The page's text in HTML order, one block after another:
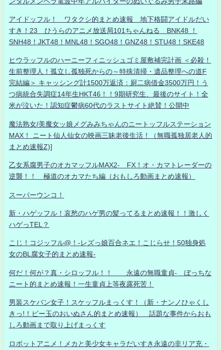
アイドッフル！ ワタクシ的まとめ速報 地下格闘アイドルだい
すき！23 ひうらのアニメ放送局101ちゃんねる BNK48 ！
SNH48！JKT48！MNL48！SGO48！GNZ48！STU48！SKE48
ヒウラッフルのハーニーフィニッシュゴミ屋敷補完計画 ＜必殺！
生前整理人！孤立し孤独死からの～特殊清掃・遺品整理への道F
完結編＞ キャッシング計1500万返済：厨二病借金3500万円！う
つ病統合失調症14年生HKT46！！9期研究生、最後のサイト！全
米が泣いた！認知症鬱病60代のラストサイト絶賛！公開中
魔法熟女/美魔女ッ娘メグみみちゃんのニートッフルステーション
MAX！ ニート仙人仙女の映画三昧老後生活！（無職孤独居老人的
まとめ速報Z)]
乙女系腐男子のオカマッフルMAX2- FX！オ・カマトレーダーの
逆襲！！ 極道のオカマたち編（おもしろ動画まとめ速報）
スーパーウンコ！
新・ハゲッフル！哀愁のハゲ男の髪ってるまとめ速報！！激しく
ハゲっTEL？
こじ！コジッフル@！-レズっ娘百合ネエ！こじらせ！50独身処
女のBL腐女子的まとめ速報-
何だ！何が？真・シロッフル！！ 永遠の無職童貞- ぼっちな
ニート的まとめ速報！一生童貞上等夜露死苦！
男装スケバン女子！スケッフルまっくす！（新・ナンノひゃくし
きっ!！ビー玉のおいぬさん的まとめ速報） 話題な事件からおも
しろ動画まで取り上げまっくす
ロボットアニメ！メカと美少女キャラだいすき永遠の非リア充・